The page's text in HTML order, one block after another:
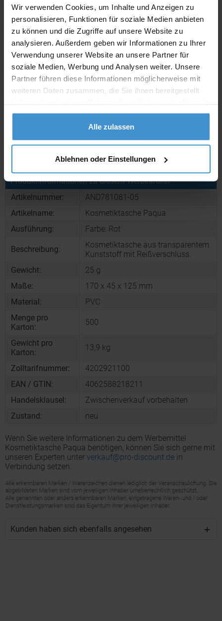
Wir verwenden Cookies, um Inhalte und Anzeigen zu
personalisieren, Funktionen für soziale Medien anbieten
zu können und die Zugriffe auf unsere Website zu
analysieren. Außerdem geben wir Informationen zu Ihrer
Verwendung unserer Website an unsere Partner für
soziale Medien, Werbung und Analysen weiter. Unsere
Partner führen diese Informationen möglicherweise mit
weiteren Daten zusammen, die Sie ihnen bereitgestellt
gesammelt haben.
Alle zulassen
Ablehnen oder Einstellungen
Lieferzeiten
Artikel mit Werbeanbringung: ca. 10 Werktage
Muster mit Ihrer
Werbeanbringung zur Freigabe
der Produktion:
ca. 10 Werktage
ca. 3 - 5 Werktage
Produktinformationen zu diesem Werbeartikel
Artikelnummer:
AND781081-05
Artikelname:
Kosmetiktasche Paqua
Ausführung:
Farbe: Rot
Beschreibung:
Kosmetiktasche aus transparentem
Kunststoff mit Reißverschluss.
Gewicht:
25 g
Maße:
170 x 45 x 125 mm
Material:
PVC
Menge pro
Karton:
500
Gewicht pro
Karton:
13,9 kg
Zolltarifnummer:
4202921100
EAN / GTIN:
4062588218211
Handelsklausel:
Zwischenverkauf vorbehalten
Zustand:
neu
Wenn Sie weitere Informationen zu dem Werbemittel
Kosmetiktasche Paqua benötigen, können Sie sich gerne mit
unseren Experten unter verkauf@pro-discount.de in
Verbindung setzen.
Kunden haben sich ebenfalls angesehen